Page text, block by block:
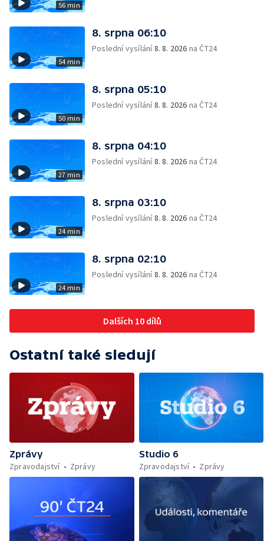
56 min
54 min
8. srpna 06:10
Poslední vysílání8. 8. 2026 na ČT24
50 min
8. srpna 05:10
Poslední vysílání8. 8. 2026 na ČT24
27 min
8. srpna 04:10
Poslední vysílání8. 8. 2026 na ČT24
24 min
8. srpna 03:10
Poslední vysílání8. 8. 2026 na ČT24
24 min
8. srpna 02:10
Poslední vysílání8. 8. 2026 na ČT24
Dalších 10 dílů
Ostatní také sledují
Zprávy
Zpravodajství
Zprávy
Studio 6
Zpravodajství
Zprávy